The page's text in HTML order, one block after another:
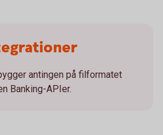
antingen på filformatet
Banking-APIer.